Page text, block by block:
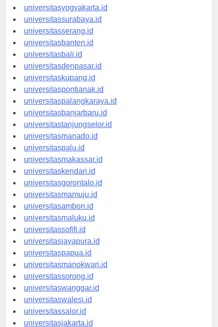
universitassemarang.id
universitasyogyakarta.id
universitassurabaya.id
universitasserang.id
universitasbanten.id
universitasbali.id
universitasdenpasar.id
universitaskupang.id
universitaspontianak.id
universitaspalangkaraya.id
universitasbanjarbaru.id
universitastanjungselor.id
universitasmanado.id
universitaspalu.id
universitasmakassar.id
universitaskendari.id
universitasgorontalo.id
universitasmamuju.id
universitasambon.id
universitasmaluku.id
universitassofifi.id
universitasjayapura.id
universitaspapua.id
universitasmanokwari.id
universitassorong.id
universitaswanggar.id
universitaswalesi.id
universitassalor.id